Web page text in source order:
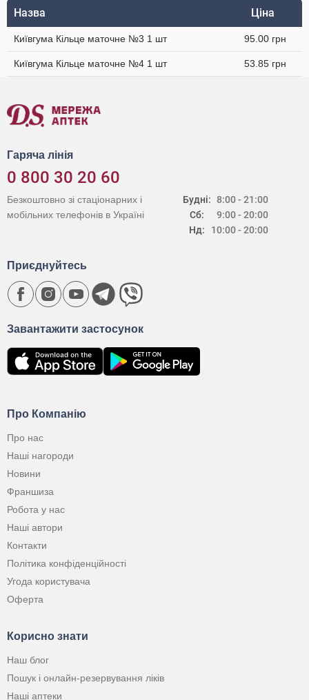
Назва Ціна
Київгума Кільце маточне №3 1 шт 95.00 грн
Київгума Кільце маточне №4 1 шт 53.85 грн
Гаряча лінія
0 800 30 20 60
Будні:
Сб:
Нд:
8:00 - 21:00
9:00 - 20:00
10:00 - 20:00
Безкоштовно зі стаціонарних і
мобільних телефонів в Україні
Про Компанію
Про нас
Наші нагороди
Новини
Франшиза
Робота у нас
Наші автори
Контакти
Політика конфіденційності
Угода користувача
Оферта
Корисно знати
Наш блог
Пошук і онлайн-резервування ліків
Наші аптеки
Завантажити застосунок
Приєднуйтесь